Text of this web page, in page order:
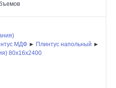
МДФ ► Плинтус напольный ►
80x16x2400